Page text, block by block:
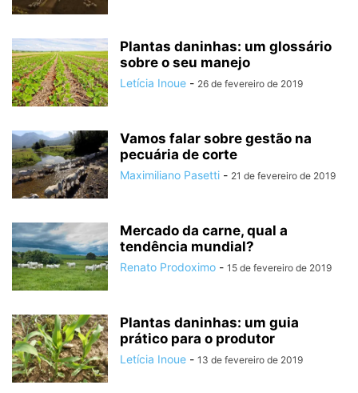
Plantas daninhas: um glossário
sobre o seu manejo
Letícia Inoue - 26 de fevereiro de 2019
Vamos falar sobre gestão na
pecuária de corte
Maximiliano Pasetti - 21 de fevereiro de 2019
Mercado da carne, qual a
tendência mundial?
Renato Prodoximo - 15 de fevereiro de 2019
Plantas daninhas: um guia
prático para o produtor
Letícia Inoue - 13 de fevereiro de 2019